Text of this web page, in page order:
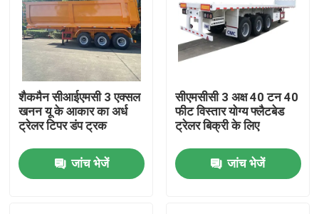
शैकमैन सीआईएमसी 3 एक्सल
खनन यू के आकार का अर्ध
ट्रेलर टिपर डंप ट्रक
जांच भेजें
सीएमसीसी 3 अक्ष 40 टन 40
फीट विस्तार योग्य फ्लैटबेड
ट्रेलर बिक्री के लिए
जांच भेजें